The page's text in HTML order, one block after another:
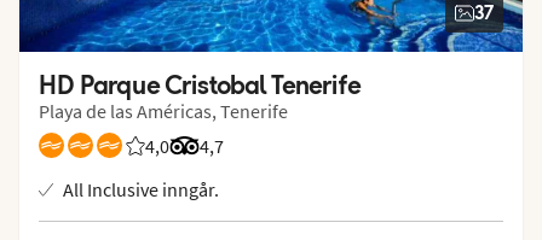
37
HD Parque Cristobal Tenerife
Playa de las Américas, Tenerife
4,0
Vurdering fra Vings gjester: 4/5
4,7
Vurdering fra Tripadvisor: 4.7 of 5
All Inclusive inngår.